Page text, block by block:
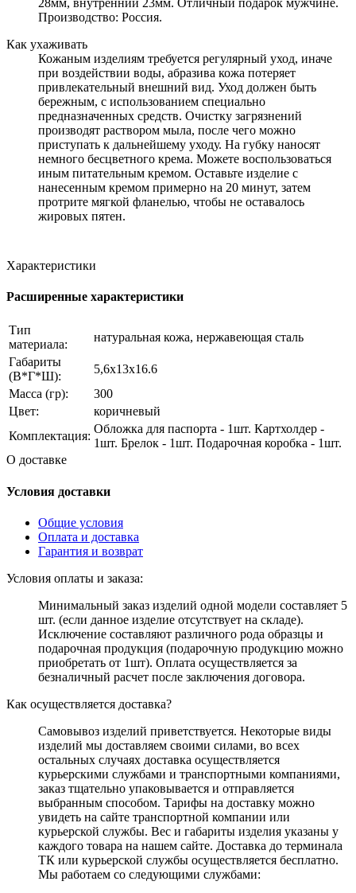
Производство: Россия.
Как ухаживать
Кожаным изделиям требуется регулярный уход, иначе
при воздействии воды, абразива кожа потеряет
привлекательный внешний вид. Уход должен быть
бережным, с использованием специально
предназначенных средств. Очистку загрязнений
производят раствором мыла, после чего можно
приступать к дальнейшему уходу. На губку наносят
немного бесцветного крема. Можете воспользоваться
иным питательным кремом. Оставьте изделие с
нанесенным кремом примерно на 20 минут, затем
протрите мягкой фланелью, чтобы не оставалось
жировых пятен.
Характеристики
Расширенные характеристики
Тип
материала:
натуральная кожа, нержавеющая сталь
Габариты
(В*Г*Ш):
5,6x13x16.6
Масса (гр):
300
Цвет:
коричневый
Комплектация:
Обложка для паспорта - 1шт. Картхолдер -
1шт. Брелок - 1шт. Подарочная коробка - 1шт.
О доставке
Условия доставки
Общие условия
Оплата и доставка
Гарантия и возврат
Условия оплаты и заказа:
Минимальный заказ изделий одной модели составляет 5
шт. (если данное изделие отсутствует на складе).
Исключение составляют различного рода образцы и
подарочная продукция (подарочную продукцию можно
приобретать от 1шт). Оплата осуществляется за
безналичный расчет после заключения договора.
Как осуществляется доставка?
Самовывоз изделий приветствуется. Некоторые виды
изделий мы доставляем своими силами, во всех
остальных случаях доставка осуществляется
курьерскими службами и транспортными компаниями,
заказ тщательно упаковывается и отправляется
выбранным способом. Тарифы на доставку можно
увидеть на сайте транспортной компании или
курьерской службы. Вес и габариты изделия указаны у
каждого товара на нашем сайте. Доставка до терминала
ТК или курьерской службы осуществляется бесплатно.
Мы работаем со следующими службами: